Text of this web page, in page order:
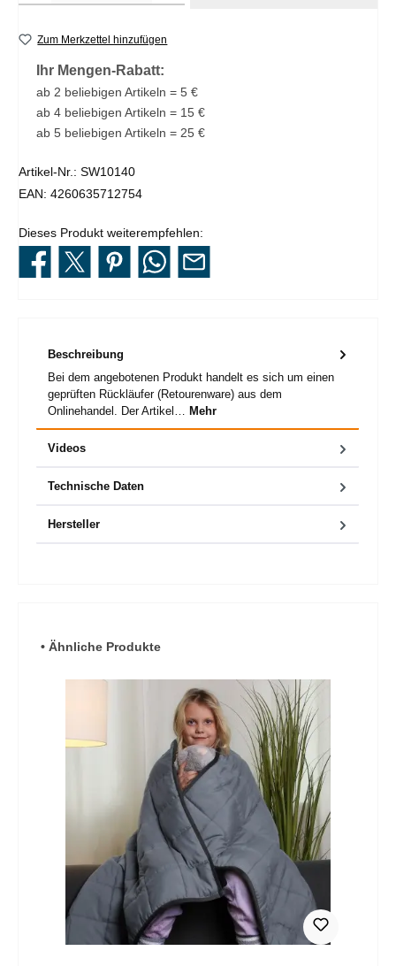
Zum Merkzettel hinzufügen
Ihr Mengen-Rabatt:
ab 2 beliebigen Artikeln = 5 €
ab 4 beliebigen Artikeln = 15 €
ab 5 beliebigen Artikeln = 25 €
Artikel-Nr.: SW10140
EAN: 4260635712754
Dieses Produkt weiterempfehlen:
Beschreibung
Bei dem angebotenen Produkt handelt es sich um einen
geprüften Rückläufer (Retourenware) aus dem
Onlinehandel. Der Artikel… Mehr
Videos
Technische Daten
Hersteller
Produktgalerie überspringen
• Ähnliche Produkte